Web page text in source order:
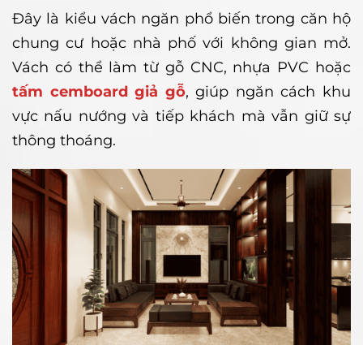
Đây là kiểu vách ngăn phổ biến trong căn hộ
chung cư hoặc nhà phố với không gian mở.
Vách có thể làm từ gỗ CNC, nhựa PVC hoặc
tấm cemboard giả gỗ, giúp ngăn cách khu
vực nấu nướng và tiếp khách mà vẫn giữ sự
thông thoáng.